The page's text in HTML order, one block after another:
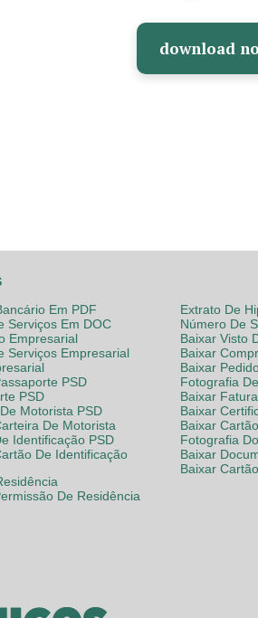
download
Em PDF
Serviços Em DOC
Empresarial
Serviços Empresarial
PSD
PSD
Motorista PSD
De Motorista
Identificação PSD
De Identificação
De Residência
Extrato De
Número De
Baixar Visto
Baixar
Baixar
Fotografia
Baixar
Baixar
Baixar
Fotografia
Baixar
Baixar